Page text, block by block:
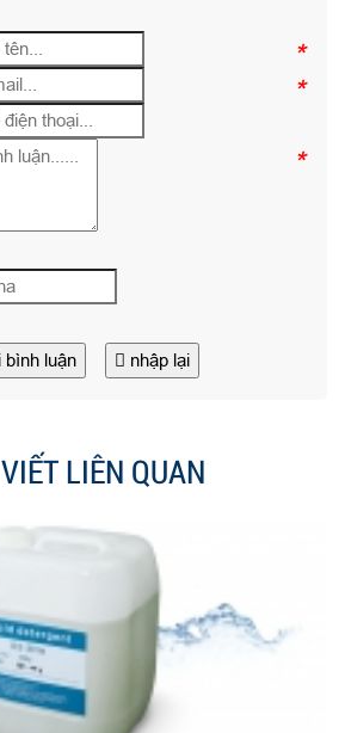
*
*
*
bình luận nhập lại
LIÊN QUAN